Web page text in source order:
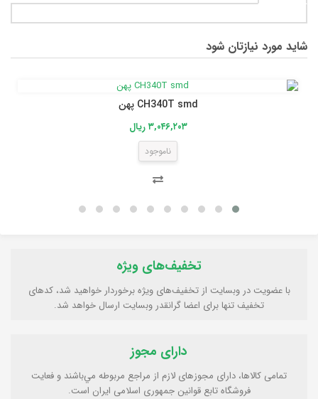
شاید مورد نیازتان شود
CH340T smd پهن
۳,۰۴۶,۲۰۳ ریال
ناموجود
تخفیف‌های ویژه
با عضویت در وبسایت از تخفیف‌های ویژه برخوردار خواهید شد، کدهای
تخفیف تنها برای اعضا گرانقدر وبسایت ارسال خواهد شد.
دارای مجوز
تمامی كالاها، دارای مجوزهای لازم از مراجع مربوطه مي‌باشند و فعایت
فروشگاه تابع قوانين جمهوری اسلامی ايران است.